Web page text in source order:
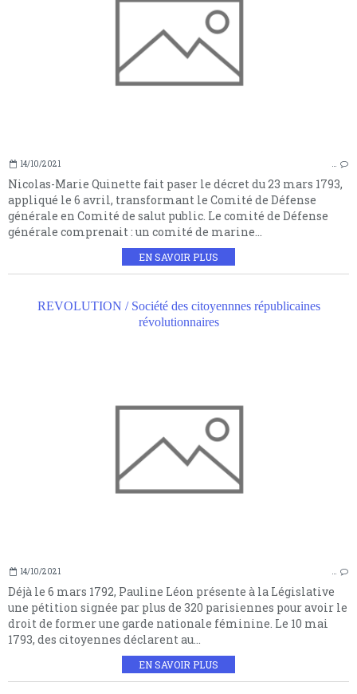
14/10/2021 …
Nicolas-Marie Quinette fait paser le décret du 23 mars 1793,
appliqué le 6 avril, transformant le Comité de Défense
générale en Comité de salut public. Le comité de Défense
générale comprenait : un comité de marine...
EN SAVOIR PLUS
REVOLUTION / Société des citoyennnes républicaines
révolutionnaires
14/10/2021 …
Déjà le 6 mars 1792, Pauline Léon présente à la Législative
une pétition signée par plus de 320 parisiennes pour avoir le
droit de former une garde nationale féminine. Le 10 mai
1793, des citoyennes déclarent au...
EN SAVOIR PLUS